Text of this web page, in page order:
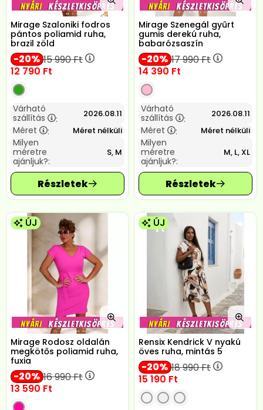
Mirage Szaloniki fodros
pántos poliamid ruha,
brazil zöld
20 15 990Ft
12 790 Ft
Várható
szállítás
: 2026.08.11
Méret : Méret nélküli
Milyen
méretre
ajánljuk?:
S, M
Mirage Szenegál gyűrt
gumis derekú ruha,
babarózsaszín
20 17 990Ft
14 390 Ft
Várható
szállítás
: 2026.08.11
Méret : Méret nélküli
Milyen
méretre
ajánljuk?:
M, L, XL
ÚJ
Mirage Rodosz oldalán
megkötős poliamid ruha,
fuxia
20 16 990Ft
13 590 Ft
ÚJ
Rensix Kendrick V nyakú
öves ruha, mintás 5
20 18 990Ft
15 190 Ft